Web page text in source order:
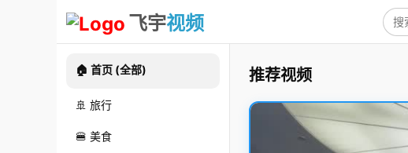
飞宇视频
🏠 首页 (全部)
🚢 旅行
🍔 美食
推荐视频